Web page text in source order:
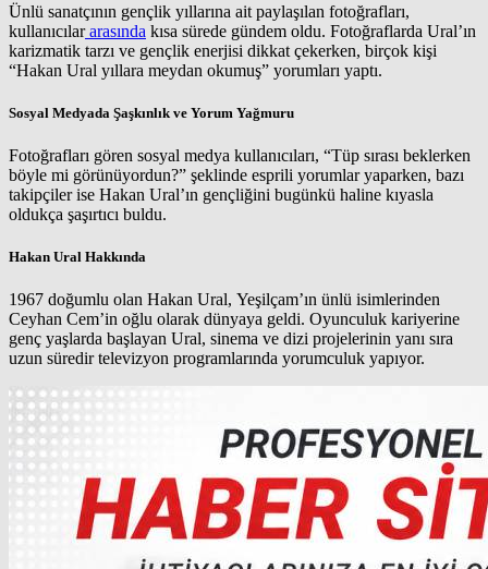
Ünlü sanatçının gençlik yıllarına ait paylaşılan fotoğrafları,
kullanıcılararasında kısa sürede gündem oldu. Fotoğraflarda Ural’ın
karizmatik tarzı ve gençlik enerjisi dikkat çekerken, birçok kişi
“Hakan Ural yıllara meydan okumuş” yorumları yaptı.
Sosyal Medyada Şaşkınlık ve Yorum Yağmuru
Fotoğrafları gören sosyal medya kullanıcıları, “Tüp sırası beklerken
böyle mi görünüyordun?” şeklinde esprili yorumlar yaparken, bazı
takipçiler ise Hakan Ural’ın gençliğini bugünkü haline kıyasla
oldukça şaşırtıcı buldu.
Hakan Ural Hakkında
1967 doğumlu olan Hakan Ural, Yeşilçam’ın ünlü isimlerinden
Ceyhan Cem’in oğlu olarak dünyaya geldi. Oyunculuk kariyerine
genç yaşlarda başlayan Ural, sinema ve dizi projelerinin yanı sıra
uzun süredir televizyon programlarında yorumculuk yapıyor.